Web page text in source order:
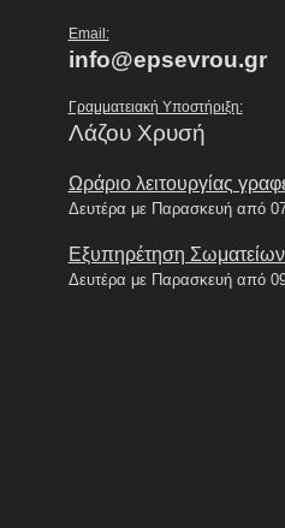
Email:
info@epsevrou.gr
Γραμματειακή Υποστήριξη:
Λάζου Χρυσή
Ωράριο λειτουργίας
Δευτέρα με Παρασκευή από
Εξυπηρέτηση
Δευτέρα με Παρασκευή από